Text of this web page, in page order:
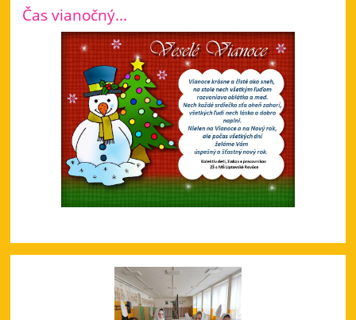
Čas vianočný...